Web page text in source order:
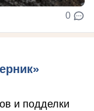
0
и подделки